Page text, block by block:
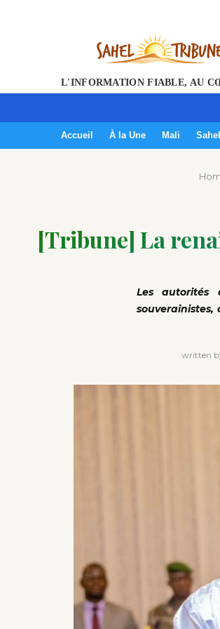
L'INFORMATION FIABLE, AU
Accueil À la Une Mali Sahel
[Tribune] La
Les autorités
written